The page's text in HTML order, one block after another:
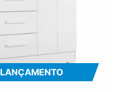
LANÇAMENTO